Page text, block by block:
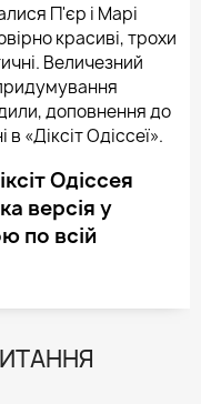
П'єр і Марі
красиві, трохи
Величезний
доповнення до
«Діксіт Одіссеї».
Одіссея
версія у
по всій